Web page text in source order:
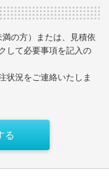
の方）または、見積依
して必要事項を記入の
状況をご連絡いたしま
る